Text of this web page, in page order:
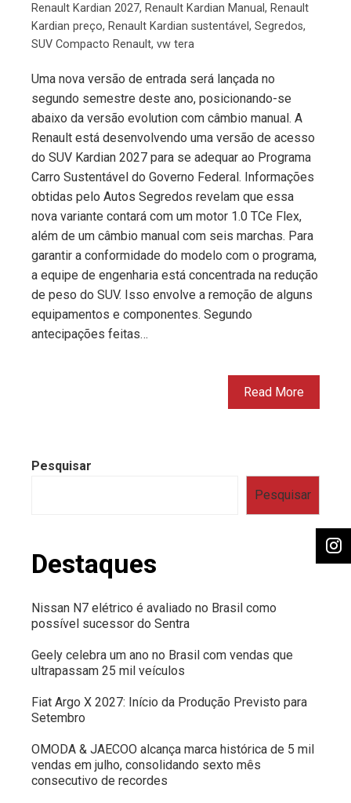
Renault Kardian 2027, Renault Kardian Manual, Renault
Kardian preço, Renault Kardian sustentável , Segredos,
SUV Compacto Renault, vw tera
Uma nova versão de entrada será lançada no
segundo semestre deste ano, posicionando-se
abaixo da versão evolution com câmbio manual. A
Renault está desenvolvendo uma versão de acesso
do SUV Kardian 2027 para se adequar ao Programa
Carro Sustentável do Governo Federal. Informações
obtidas pelo Autos Segredos revelam que essa
nova variante contará com um motor 1.0 TCe Flex,
além de um câmbio manual com seis marchas. Para
garantir a conformidade do modelo com o programa,
a equipe de engenharia está concentrada na redução
de peso do SUV. Isso envolve a remoção de alguns
equipamentos e componentes. Segundo
antecipações feitas…
Read More
Pesquisar
Pesquisar
Destaques
Nissan N7 elétrico é avaliado no Brasil como
possível sucessor do Sentra
Geely celebra um ano no Brasil com vendas que
ultrapassam 25 mil veículos
Fiat Argo X 2027: Início da Produção Previsto para
Setembro
OMODA & JAECOO alcança marca histórica de 5 mil
vendas em julho, consolidando sexto mês
consecutivo de recordes